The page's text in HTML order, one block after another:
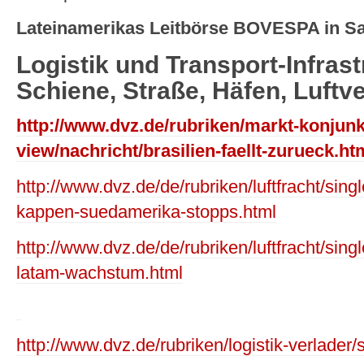
Lateinamerikas Leitbörse BOVESPA in
Logistik und Transport-
Schiene, Straße, Häfen,
http://www.dvz.de/rubriken/markt-
view/nachricht/brasilien-faellt-
http://www.dvz.de/de/rubriken/luftfracht/
kappen-suedamerika-stopps.html
http://www.dvz.de/de/rubriken/luftfracht/
latam-wachstum.html
http://www.dvz.de/rubriken/logistik-